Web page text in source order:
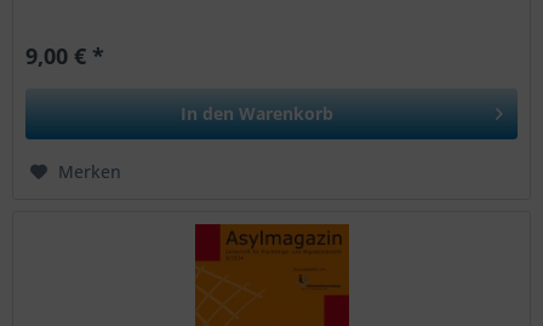
9,00 € *
In den Warenkorb
Merken